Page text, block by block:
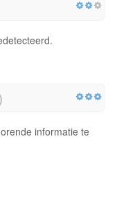
informatie te